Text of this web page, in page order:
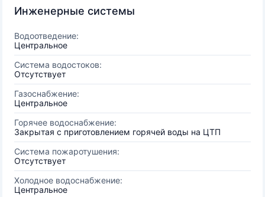
Инженерные системы
Водоотведение:
Центральное
Система водостоков:
Отсутствует
Газоснабжение:
Центральное
Горячее водоснабжение:
Закрытая с приготовлением горячей воды на ЦТП
Система пожаротушения:
Отсутствует
Холодное водоснабжение:
Центральное